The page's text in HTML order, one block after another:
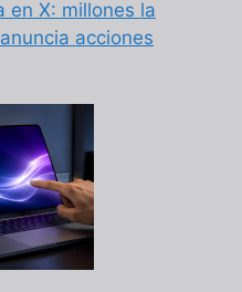
en X: millones la
acciones